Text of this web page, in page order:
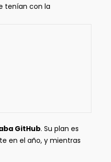
tenían con la
GitHub. Su plan es
en el año, y mientras